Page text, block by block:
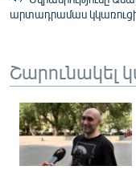
արտադրամաս
Շարունակել